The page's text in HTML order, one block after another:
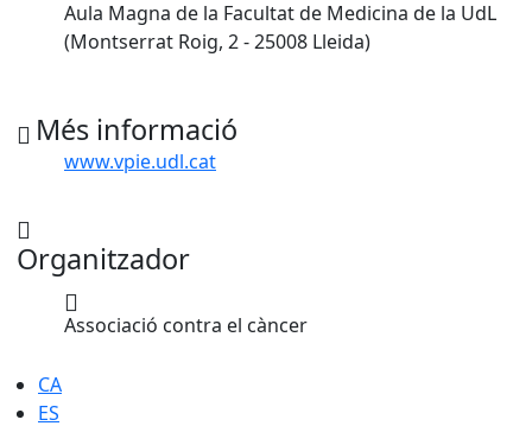
Aula Magna de la Facultat de Medicina de la UdL
(Montserrat Roig, 2 - 25008 Lleida)
Més informació
www.vpie.udl.cat
Organitzador
Associació contra el càncer
CA
ES